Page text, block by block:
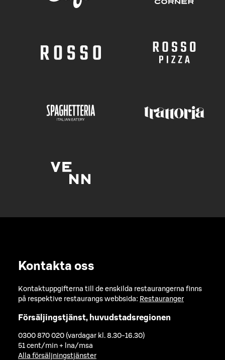
Kontakta oss
Kontaktuppgifterna till de enskilda restaurangerna finns
på respektive restaurangs webbsida: Restauranger
Försäljingstjänst, huvudstadsregionen
0300 870 020 (vardagar kl. 8.30-16.30)
51 cent/min + lna/msa
Alla försäljningstjänster